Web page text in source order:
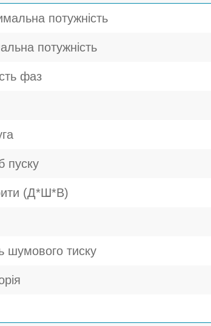
потужність
потужність
фаз
пуску
(Д*Ш*В)
шумового тиску